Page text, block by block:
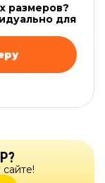
размеров?
для